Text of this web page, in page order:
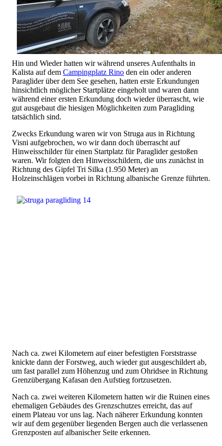
Hin und Wieder hatten wir während unseres Aufenthalts in
Kalista auf dem Campingplatz Rino den ein oder anderen
Paraglider über dem See gesehen, hatten erste Erkundungen
hinsichtlich möglicher Startplätze eingeholt und waren dann
während einer ersten Erkundung doch wieder überrascht, wie
gut ausgebaut die hiesigen Möglichkeiten zum Paragliding
tatsächlich sind.
Zwecks Erkundung waren wir von Struga aus in Richtung
Visni aufgebrochen, wo wir dann doch überrascht auf
Hinweisschilder für einen Startplatz für Paraglider gestoßen
waren. Wir folgten den Hinweisschildern, die uns zunächst in
Richtung des Gipfel Tri Silka (1.950 Meter) an
Holzeinschlägen vorbei in Richtung albanische Grenze führten.
Nach ca. zwei Kilometern auf einer befestigten Forststrasse
knickte dann der Forstweg, auch wieder gut ausgeschildert ab,
um fast parallel zum Höhenzug und zum Ohridsee in Richtung
Grenzübergang Kafasan den Aufstieg fortzusetzen.
Nach ca. zwei weiteren Kilometern hatten wir die Ruinen eines
ehemaligen Gebäudes des Grenzschutzes erreicht, das auf
einem Plateau vor uns lag. Nach näherer Erkundung konnten
wir auf dem gegenüber liegenden Bergen auch die verlassenen
Grenzposten auf albanischer Seite erkennen.